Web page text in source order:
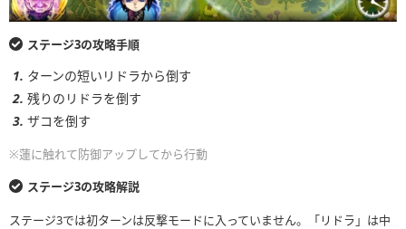
ステージ3の攻略手順
ターンの短いリドラから倒す
残りのリドラを倒す
ザコを倒す
※蓮に触れて防御アップしてから行動
ステージ3の攻略解説
ステージ3では初ターンは反撃モードに入っていません。「リドラ」は中